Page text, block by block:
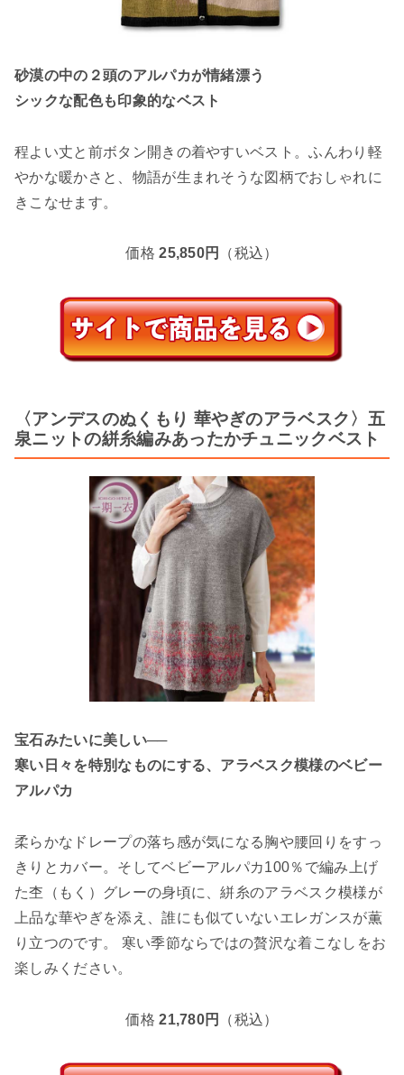
砂漠の中の２頭のアルパカが情緒漂う
シックな配色も印象的なベスト
程よい丈と前ボタン開きの着やすいベスト。ふんわり軽
やかな暖かさと、物語が生まれそうな図柄でおしゃれに
きこなせます。
価格25,850円 （税込）
〈アンデスのぬくもり 華やぎのアラベスク〉五
泉ニットの絣糸編みあったかチュニックベスト
宝石みたいに美しい──
寒い日々を特別なものにする、アラベスク模様のベビー
アルパカ
柔らかなドレープの落ち感が気になる胸や腰回りをすっ
きりとカバー。そしてベビーアルパカ100％で編み上げ
た杢（もく）グレーの身頃に、絣糸のアラベスク模様が
上品な華やぎを添え、誰にも似ていないエレガンスが薫
り立つのです。 寒い季節ならではの贅沢な着こなしをお
楽しみください。
価格21,780円 （税込）